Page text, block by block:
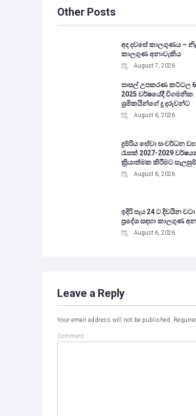
Other Posts
අද දවසේ කාලගුණය –
කාලගුණ අනාවැකිය
August 7, 2026
පාසල් උපකරණ කට්ටල
2025 වර්ෂයේදී විගමනික
ශ්‍රමිකයින්ගේ දූ දරුවන්ට
August 6, 2026
දුම්රිය සේවා සංවර්ධන
රැසක් 2027-2029
ක්‍රියාත්මක කිරීමට සැලසුම්
August 6, 2026
ඉදිරි පැය 24 ට දිවයින
ප්‍රදේශ සඳහා කාලගුණ
August 6, 2026
Leave a Reply
Your email address will not be published.
Comment